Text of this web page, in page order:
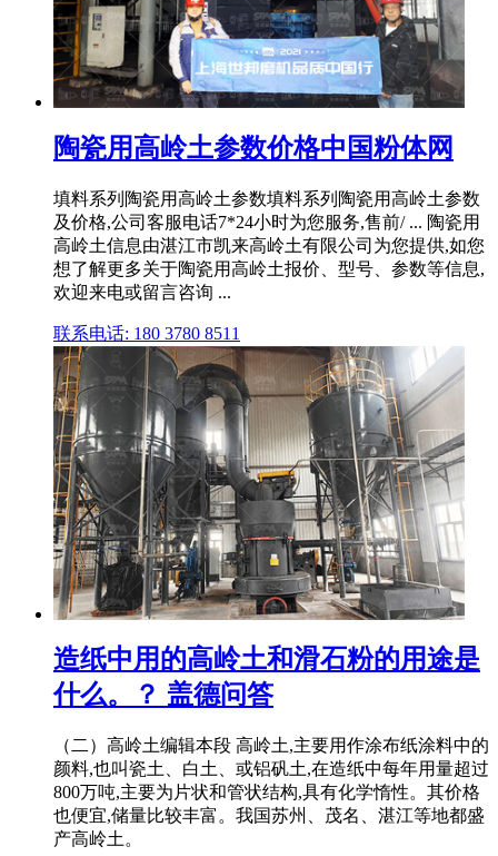
陶瓷用高岭土参数价格中国粉体网
填料系列陶瓷用高岭土参数填料系列陶瓷用高岭土参数
及价格,公司客服电话7*24小时为您服务,售前/ ... 陶瓷用
高岭土信息由湛江市凯来高岭土有限公司为您提供,如您
想了解更多关于陶瓷用高岭土报价、型号、参数等信息,
欢迎来电或留言咨询 ...
联系电话: 180 3780 8511
造纸中用的高岭土和滑石粉的用途是
什么。？ 盖德问答
（二）高岭土编辑本段 高岭土,主要用作涂布纸涂料中的
颜料,也叫瓷土、白土、或铝矾土,在造纸中每年用量超过
800万吨,主要为片状和管状结构,具有化学惰性。其价格
也便宜,储量比较丰富。我国苏州、茂名、湛江等地都盛
产高岭土。